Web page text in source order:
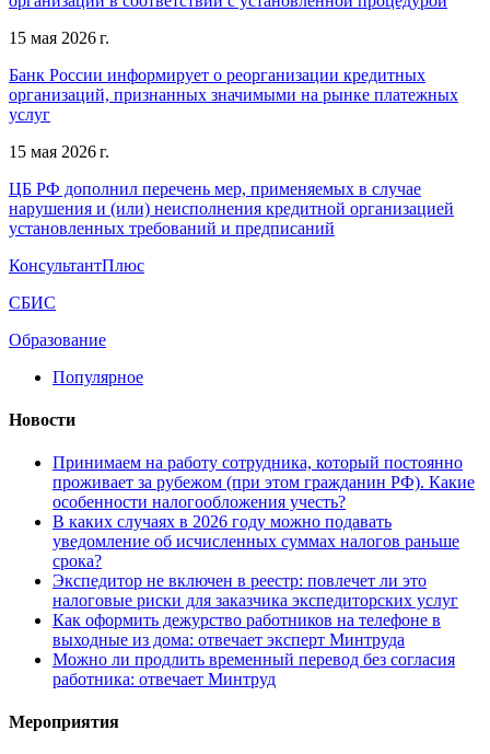
15 мая 2026 г.
Банк России информирует о реорганизации кредитных
организаций, признанных значимыми на рынке платежных
услуг
15 мая 2026 г.
ЦБ РФ дополнил перечень мер, применяемых в случае
нарушения и (или) неисполнения кредитной организацией
установленных требований и предписаний
КонсультантПлюс
СБИС
Образование
Популярное
Новости
Принимаем на работу сотрудника, который постоянно
проживает за рубежом (при этом гражданин РФ). Какие
особенности налогообложения учесть?
В каких случаях в 2026 году можно подавать
уведомление об исчисленных суммах налогов раньше
срока?
Экспедитор не включен в реестр: повлечет ли это
налоговые риски для заказчика экспедиторских услуг
Как оформить дежурство работников на телефоне в
выходные из дома: отвечает эксперт Минтруда
Можно ли продлить временный перевод без согласия
работника: отвечает Минтруд
Мероприятия